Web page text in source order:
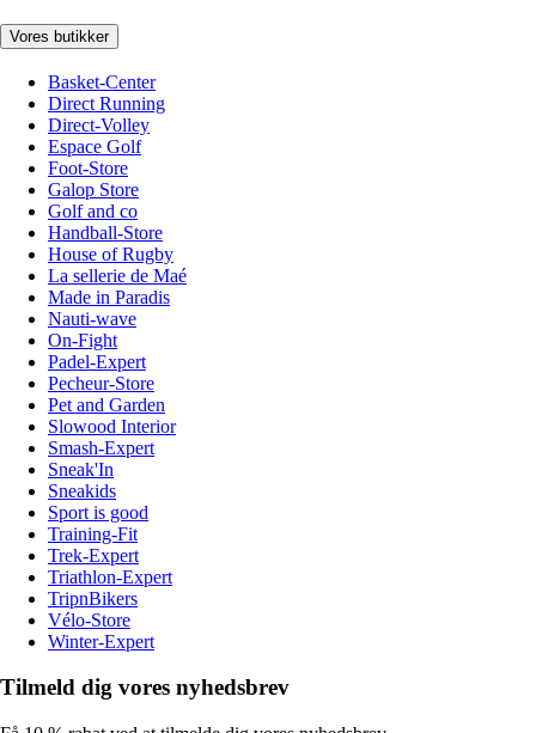
Vores butikker
Basket-Center
Direct Running
Direct-Volley
Espace Golf
Foot-Store
Galop Store
Golf and co
Handball-Store
House of Rugby
La sellerie de Maé
Made in Paradis
Nauti-wave
On-Fight
Padel-Expert
Pecheur-Store
Pet and Garden
Slowood Interior
Smash-Expert
Sneak'In
Sneakids
Sport is good
Training-Fit
Trek-Expert
Triathlon-Expert
TripnBikers
Vélo-Store
Winter-Expert
Tilmeld dig vores nyhedsbrev